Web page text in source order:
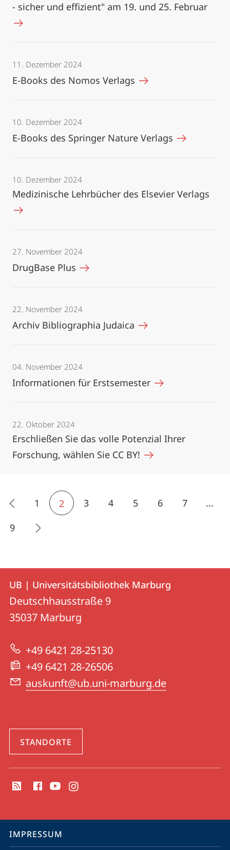
- sicher und effizient" am 19. und 25. Februar
11. Dezember 2024
E-Books des Nomos Verlags
10. Dezember 2024
E-Books des Springer Nature Verlags
10. Dezember 2024
Medizinische Lehrbücher des Elsevier Verlags
27. November 2024
DrugBase Plus
22. November 2024
Archiv Bibliographia Judaica
04. November 2024
Informationen für Erstsemester
22. Oktober 2024
Erschließen Sie das volle Potenzial Ihrer
Forschung, wählen Sie CC BY!
1 2 3 4 5 6 7
...
9
Kontakt
und
Informationen
zur
Website
Kontaktinformationen
UB
|
Universitätsbibliothek
Marburg
UB | Universitätsbibliothek Marburg
Deutschhausstraße 9
35037 Marburg
+49 6421 28-25130
+49 6421 28-26506
auskunft@ub.uni-marburg.de
STANDORTE
Media
Service-
IMPRESSUM